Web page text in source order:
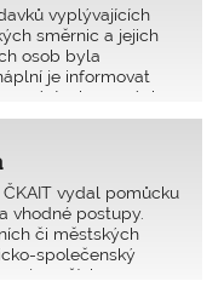
vyplývajících
směrnic a jejich
osob byla
je informovat
výstavbu nových
vydal pomůcku
vhodné postupy.
či městských
společenský